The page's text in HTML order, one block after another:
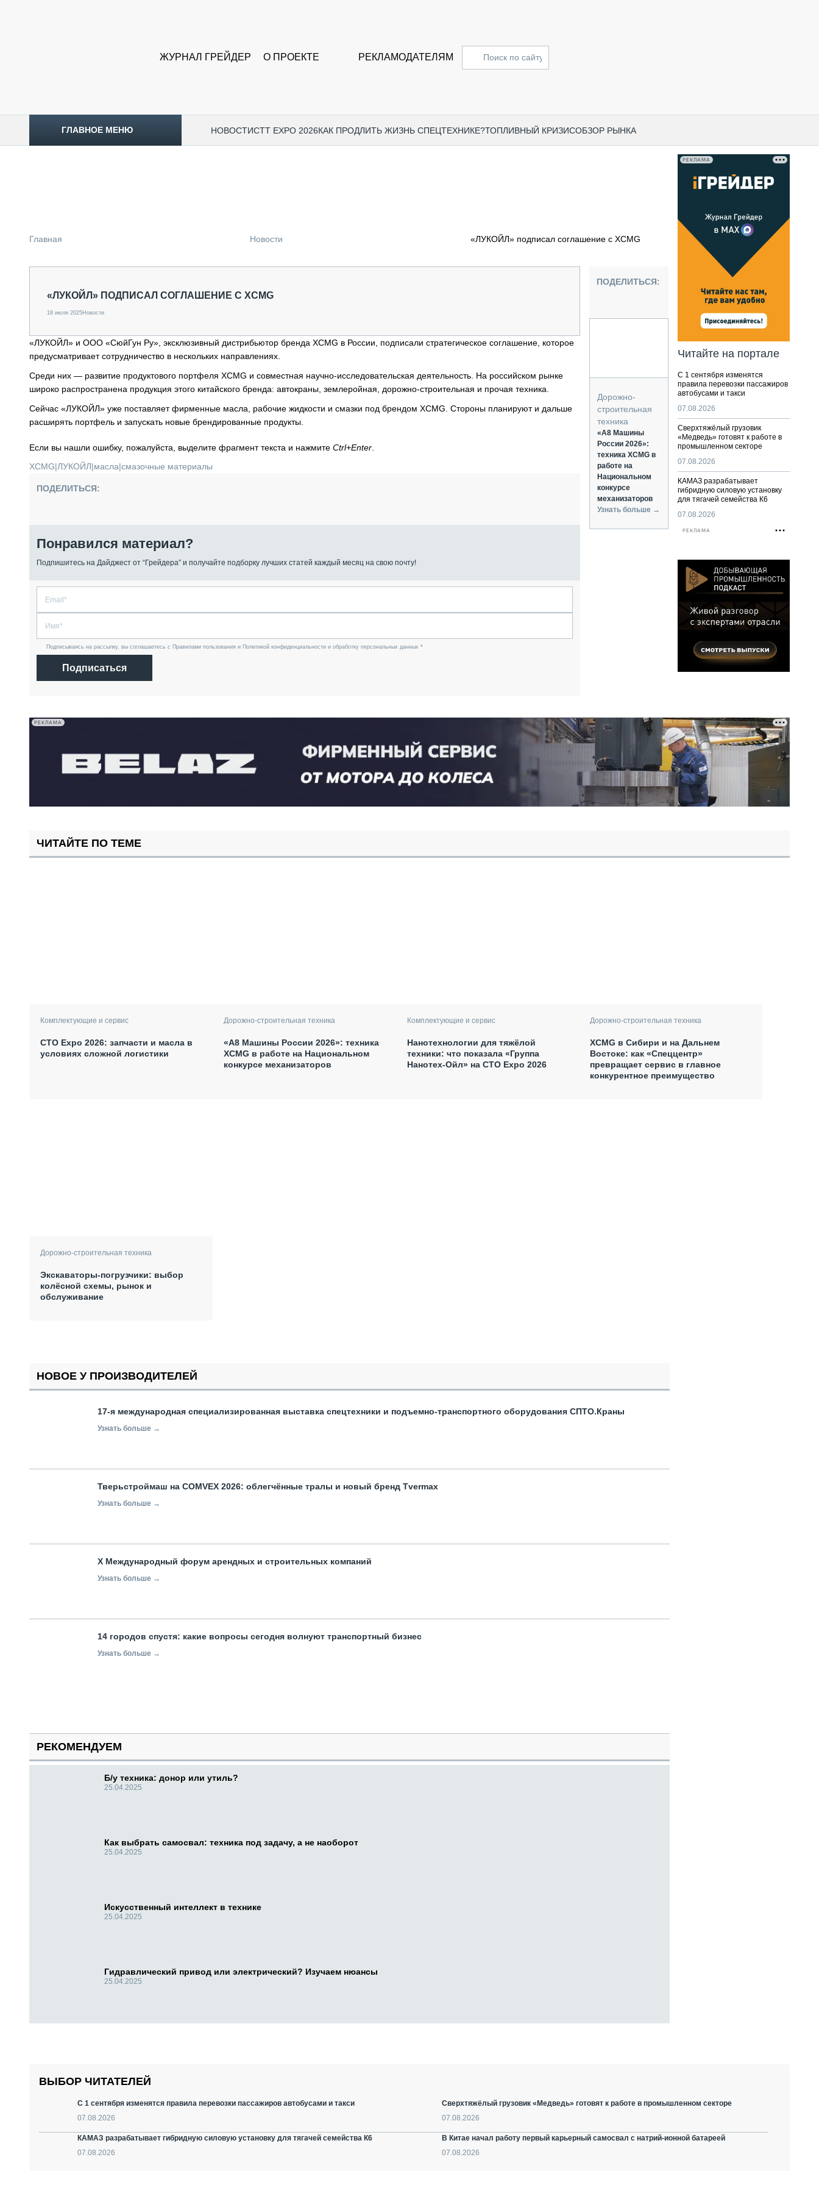
ЖУРНАЛ ГРЕЙДЕР О ПРОЕКТЕ РЕКЛАМОДАТЕЛЯМ
ГЛАВНОЕ МЕНЮ НОВОСТИCTT EXPO 2026КАК ПРОДЛИТЬ ЖИЗНЬ СПЕЦТЕХНИКЕ?ТОПЛИВНЫЙ КРИЗИСОБЗОР РЫНКА
ГРУЗОПЕРЕВОЗКИ
ФИНАНСЫ, ЛИЗИНГ, СТРАХОВАНИЕ
ИСПЫТАТЕЛИ
СЕРВИСМЕНЫ
ПОДЪЁМНАЯ ТЕХНИКА
КАРЬЕРНАЯ ТЕХНИКА
АВТОМАТИЗАЦИЯ И ТЕХНОЛОГИИ
КОМПЛЕКТУЮЩИЕ И СЕРВИС
Главная Новости «ЛУКОЙЛ» подписал соглашение с XCMG
«ЛУКОЙЛ» ПОДПИСАЛ СОГЛАШЕНИЕ С XCMG
18 июля 2025Новости
«ЛУКОЙЛ» и ООО «СюйГун Ру», эксклюзивный дистрибьютор бренда XCMG в России, подписали стратегическое соглашение, которое
предусматривает сотрудничество в нескольких направлениях.
Среди них — развитие продуктового портфеля XCMG и совместная научно-исследовательская деятельность. На российском рынке
широко распространена продукция этого китайского бренда: автокраны, землеройная, дорожно-строительная и прочая техника.
Сейчас «ЛУКОЙЛ» уже поставляет фирменные масла, рабочие жидкости и смазки под брендом XCMG. Стороны планируют и дальше
расширять портфель и запускать новые брендированные продукты.
Если вы нашли ошибку, пожалуйста, выделите фрагмент текста и нажмите Ctrl+Enter
XCMG|ЛУКОЙЛ|масла|смазочные материалы
ПОДЕЛИТЬСЯ:
Понравился материал?
Подпишитесь на Дайджест от “Грейдера” и получайте подборку лучших статей каждый месяц на свою почту!
Подписываясь на рассылку, вы соглашаетесь с Правилами пользования и Политикой конфиденциальности и обработку персональных данных *
Подписаться
ПОДЕЛИТЬСЯ:
Дорожно-
строительная
техника
«А8 Машины
России 2026»:
техника XCMG в
работе на
Национальном
конкурсе
механизаторов
Узнать больше →
РЕКЛАМА
Читайте на портале
С 1 сентября изменятся
правила перевозки пассажиров
автобусами и такси
07.08.2026
Сверхтяжёлый грузовик
«Медведь» готовят к работе в
промышленном секторе
07.08.2026
КАМАЗ разрабатывает
гибридную силовую установку
для тягачей семейства К6
07.08.2026
РЕКЛАМА
РЕКЛАМА
ЧИТАЙТЕ ПО ТЕМЕ
Комплектующие и сервис
СТО Expo 2026: запчасти и масла в
условиях сложной логистики
Дорожно-строительная техника
«А8 Машины России 2026»: техника
XCMG в работе на Национальном
конкурсе механизаторов
Комплектующие и сервис
Нанотехнологии для тяжёлой
техники: что показала «Группа
Нанотех-Ойл» на CTO Expo 2026
Дорожно-строительная техника
XCMG в Сибири и на Дальнем
Востоке: как «Спеццентр»
превращает сервис в главное
конкурентное преимущество
Дорожно-строительная техника
Экскаваторы-погрузчики: выбор
колёсной схемы, рынок и
обслуживание
НОВОЕ У ПРОИЗВОДИТЕЛЕЙ
17-я международная специализированная выставка спецтехники и подъемно-транспортного оборудования СПТО.Краны
Узнать больше →
Тверьстроймаш на COMVEX 2026: облегчённые тралы и новый бренд Tvermax
Узнать больше →
X Международный форум арендных и строительных компаний
Узнать больше →
14 городов спустя: какие вопросы сегодня волнуют транспортный бизнес
Узнать больше →
РЕКОМЕНДУЕМ
Б/у техника: донор или утиль?
25.04.2025
Как выбрать самосвал: техника под задачу, а не наоборот
25.04.2025
Искусственный интеллект в технике
25.04.2025
Гидравлический привод или электрический? Изучаем нюансы
25.04.2025
ВЫБОР ЧИТАТЕЛЕЙ
С 1 сентября изменятся правила перевозки пассажиров автобусами и такси
07.08.2026
Сверхтяжёлый грузовик «Медведь» готовят к работе в промышленном секторе
07.08.2026
КАМАЗ разрабатывает гибридную силовую установку для тягачей семейства К6
07.08.2026
В Китае начал работу первый карьерный самосвал с натрий-ионной батареей
07.08.2026